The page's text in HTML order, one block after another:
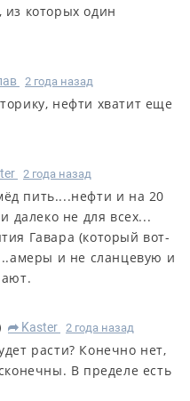
из которых один
2 года назад
нефти хватит еще
2 года назад
пить....нефти и на 20
далеко не для всех...
Гавара (который вот-
и не сланцевую и
R Kaster 2 года назад
расти? Конечно нет,
В пределе есть